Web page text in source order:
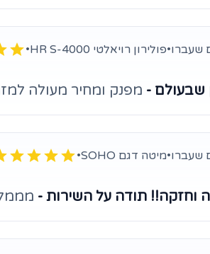
•פולירון רויאלטי HR S-4000 •
שבעולם - מפנק ומחיר מעולה
•מיטה דגם SOHO •
וחזקה!! תודה על השירות -